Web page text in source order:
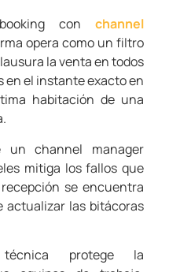
con channel
opera como un filtro
la venta en todos
en el instante exacto en
habitación de una
channel manager
mitiga los fallos que
se encuentra
actualizar las bitácoras
protege la